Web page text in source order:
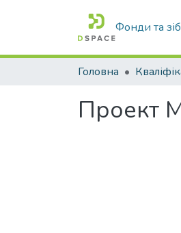
Фонди та
Головна
Проект